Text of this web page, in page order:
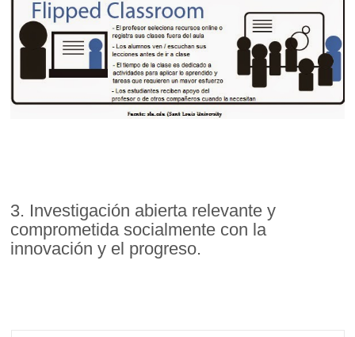
3. Investigación abierta relevante y
comprometida socialmente con la
innovación y el progreso.